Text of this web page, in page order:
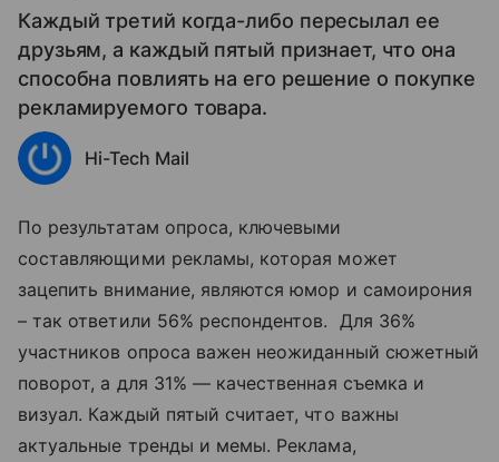
Каждый третий когда-либо пересылал ее
друзьям, а каждый пятый признает, что она
способна повлиять на его решение о покупке
рекламируемого товара.
Hi-Tech Mail
По результатам опроса, ключевыми
составляющими рекламы, которая может
зацепить внимание, являются юмор и самоирония
– так ответили 56% респондентов. Для 36%
участников опроса важен неожиданный сюжетный
поворот, а для 31% — качественная съемка и
визуал. Каждый пятый считает, что важны
актуальные тренды и мемы. Реклама,